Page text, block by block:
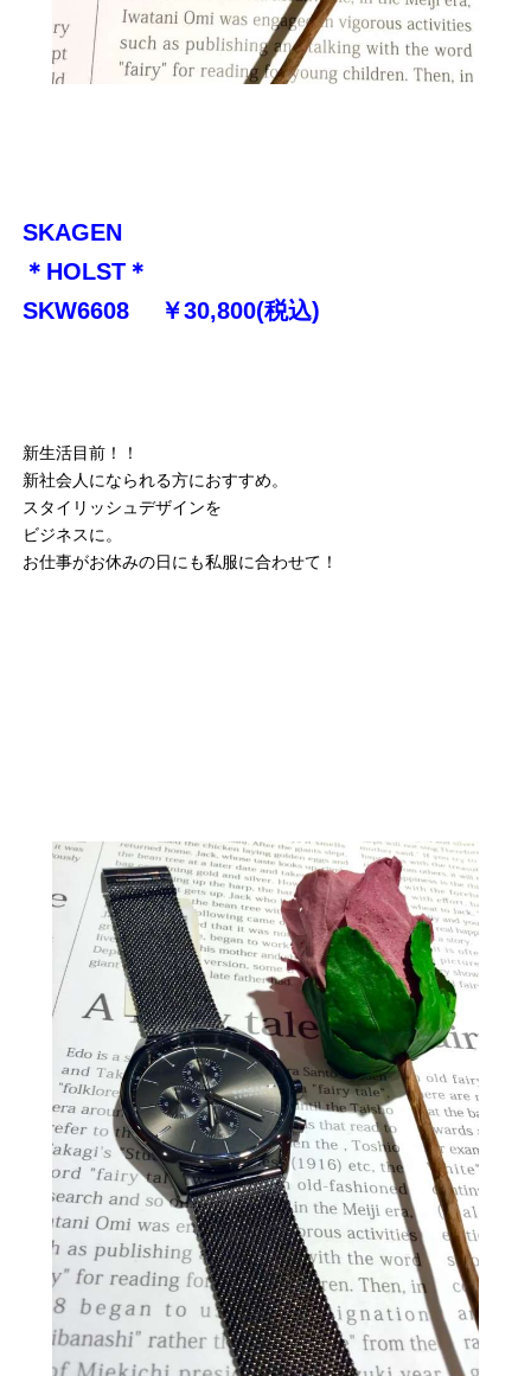
SKAGEN
＊HOLST＊
SKW6608 ￥30,800(税込)
新生活目前！！
新社会人になられる方におすすめ。
スタイリッシュデザインを
ビジネスに。
お仕事がお休みの日にも私服に合わせて！